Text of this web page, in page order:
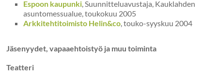
Espoon kaupunki, Suunnitteluavustaja, Kauklahden
asuntomessualue, toukokuu 2005
Arkkitehtitoimisto Helin&co, touko-syyskuu 2004
Jäsenyydet, vapaaehtoistyö ja muu toiminta
Teatteri